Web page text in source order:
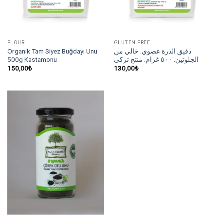
FLOUR
Organik Tam Siyez Buğdayı Unu
500g Kastamonu
150,00₺
GLUTEN FREE
دقيق الذرة عضوي. خالي من
الجلوتين. ٥٠٠ غرام. منتج تركي
130,00₺